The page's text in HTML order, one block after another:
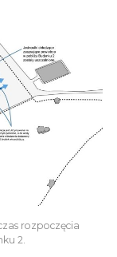
rozpoczęcia
2.